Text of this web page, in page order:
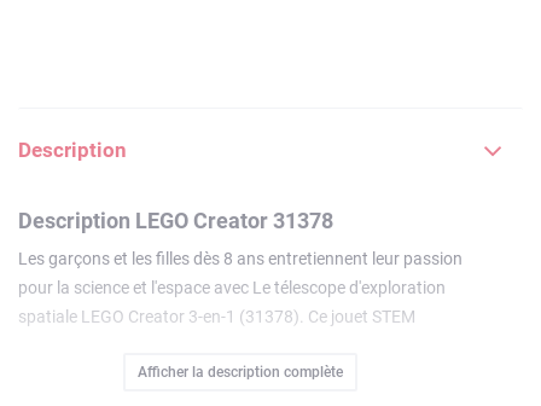
Description
Description LEGO Creator 31378
Les garçons et les filles dès 8 ans entretiennent leur passion
pour la science et l'espace avec Le télescope d'exploration
spatiale LEGO Creator 3-en-1 (31378). Ce jouet STEM
briques.Les enfants peuvent construire un télescope
Afficher la description complète